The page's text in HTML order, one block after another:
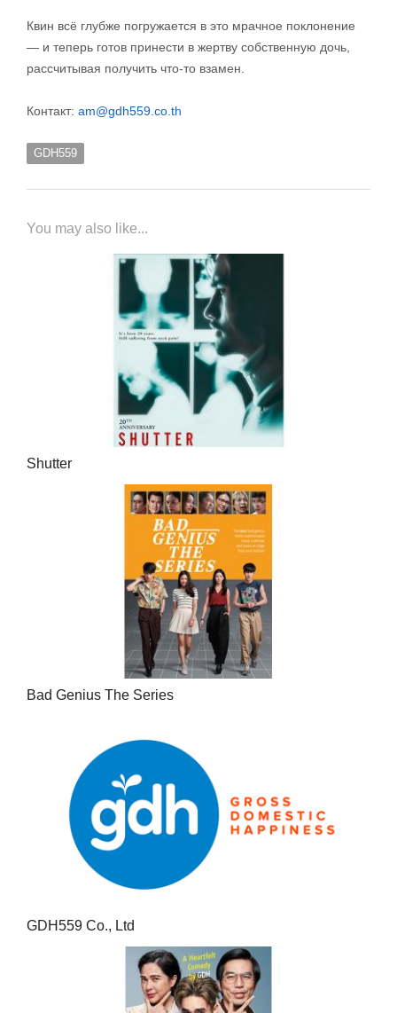
Квин всё глубже погружается в это мрачное поклонение
— и теперь готов принести в жертву собственную дочь,
рассчитывая получить что-то взамен.
Контакт: am@gdh559.co.th
GDH559
You may also like...
Shutter
Bad Genius The Series
GDH559 Co., Ltd